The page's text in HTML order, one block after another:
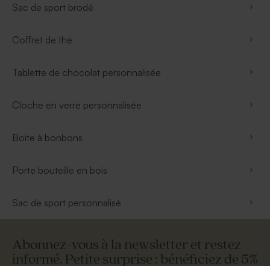
Sac de sport brodé
Coffret de thé
Tablette de chocolat personnalisée
Cloche en verre personnalisée
Boite à bonbons
Porte bouteille en bois
Sac de sport personnalisé
Abonnez-vous à la newsletter et restez
informé. Petite surprise : bénéficiez de 5%